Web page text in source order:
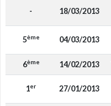
- 18/03/2013
5ème 04/03/2013
6ème 14/02/2013
1er 27/01/2013